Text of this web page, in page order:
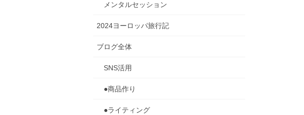
メンタルセッション
2024ヨーロッパ旅行記
ブログ全体
SNS活用
●商品作り
●ライティング